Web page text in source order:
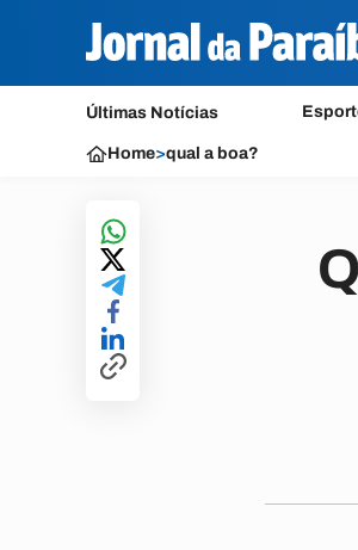
Últimas Notícias
Home>qual a boa?